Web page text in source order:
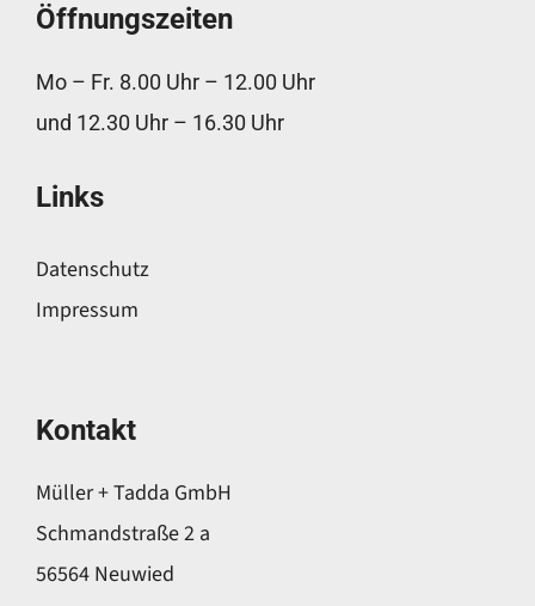
Öffnungszeiten
Mo – Fr. 8.00 Uhr – 12.00 Uhr
und 12.30 Uhr – 16.30 Uhr
Links
Datenschutz
Impressum
Kontakt
Müller + Tadda GmbH
Schmandstraße 2 a
56564 Neuwied